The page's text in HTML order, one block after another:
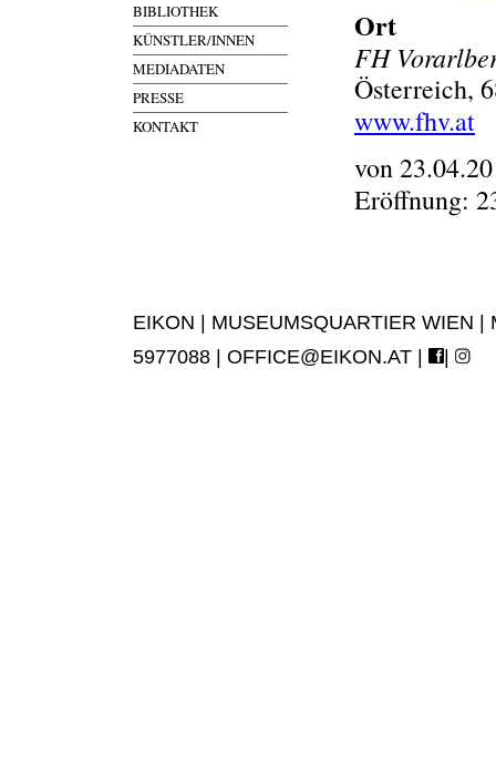
BIBLIOTHEK
KÜNSTLER/INNEN
MEDIADATEN
PRESSE
KONTAKT
Ort
FH
Österreich,
www.fhv.at
von
Eröffnung:
EIKON | MUSEUMSQUARTIER WIEN
5977088 | OFFICE@EIKON.AT | |